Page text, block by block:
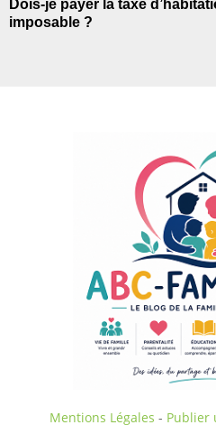
Dois-je payer la taxe
imposable ?
Mentions Légales - Publier